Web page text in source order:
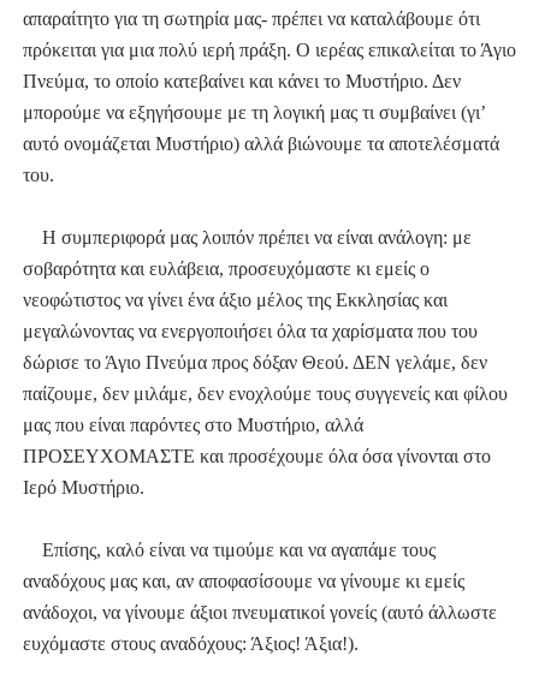
απαραίτητο για τη σωτηρία μας- πρέπει να καταλάβουμε ότι
πρόκειται για μια πολύ ιερή πράξη. Ο ιερέας επικαλείται το Άγιο
Πνεύμα, το οποίο κατεβαίνει και κάνει το Μυστήριο. Δεν
μπορούμε να εξηγήσουμε με τη λογική μας τι συμβαίνει (γι’
αυτό ονομάζεται Μυστήριο) αλλά βιώνουμε τα αποτελέσματά
του.
Η συμπεριφορά μας λοιπόν πρέπει να είναι ανάλογη: με
σοβαρότητα και ευλάβεια, προσευχόμαστε κι εμείς ο
νεοφώτιστος να γίνει ένα άξιο μέλος της Εκκλησίας και
μεγαλώνοντας να ενεργοποιήσει όλα τα χαρίσματα που του
δώρισε το Άγιο Πνεύμα προς δόξαν Θεού. ΔΕΝ γελάμε, δεν
παίζουμε, δεν μιλάμε, δεν ενοχλούμε τους συγγενείς και φίλου
μας που είναι παρόντες στο Μυστήριο, αλλά
ΠΡΟΣΕΥΧΟΜΑΣΤΕ και προσέχουμε όλα όσα γίνονται στο
Ιερό Μυστήριο.
Επίσης, καλό είναι να τιμούμε και να αγαπάμε τους
αναδόχους μας και, αν αποφασίσουμε να γίνουμε κι εμείς
ανάδοχοι, να γίνουμε άξιοι πνευματικοί γονείς (αυτό άλλωστε
ευχόμαστε στους αναδόχους: Άξιος! Άξια!).